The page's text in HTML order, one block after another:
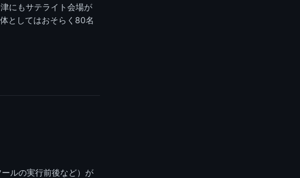
にもサテライト会場が
としてはおそらく80名
ルの実行前後など）が